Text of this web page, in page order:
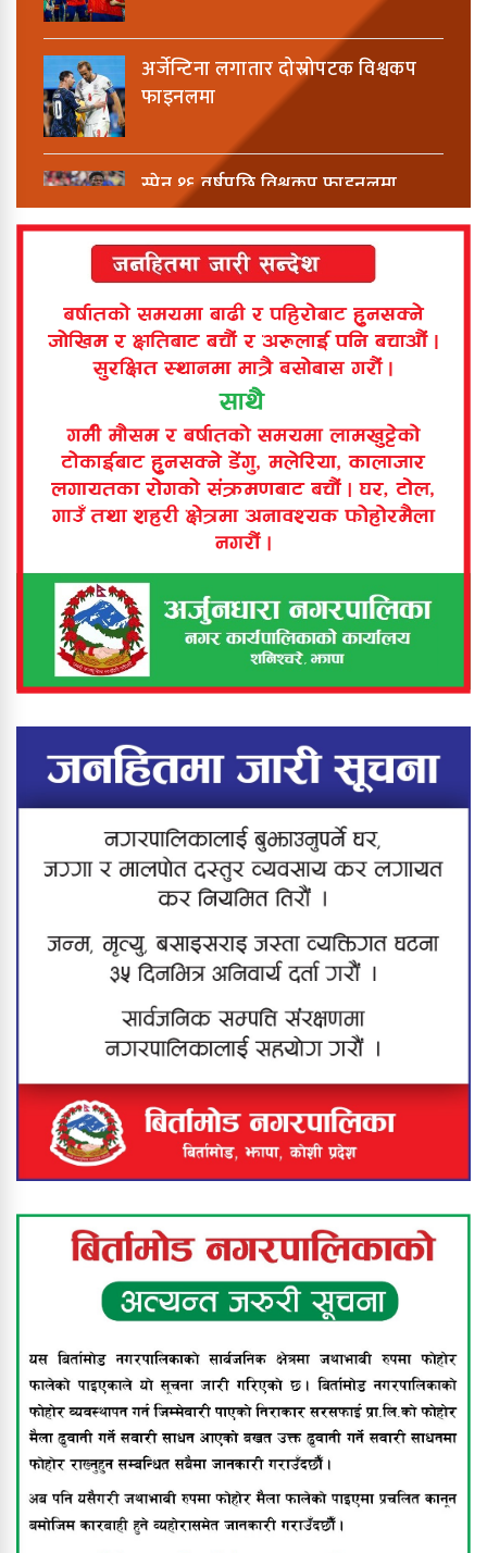
अर्जेन्टिना लगातार दोस्रोपटक विश्वकप
फाइनलमा
स्पेन १६ वर्षपछि विश्वकप फाइनलमा
विश्वकपमा अबको यात्रा यस्तो हुनेछ
बिर्तामोडमा टिपरको ठक्करबाट बालिकाको
मृत्यु
बिर्तामोड नगरपालिकाद्वारा १ अर्ब १५
करोडको बजेट प्रस्तुत
बिरिङ खोलामा डुबेर ५ वर्षीया बालिकाको
मृत्यु
कनकाईमा दर्दनाक दुर्घटना : बाबु–छोरीको
मृत्यु, आमा जीवनमृत्युको संघर्षमा
झापामा ठूलो स्वीप अपरेसन : ६८ जना
नियन्त्रणमा, करिब २० ग्राम खैरो हेरोइन
बरामद
बंगलादेशी नागरिक पक्राउ
यस वर्षको ‘श्रीप्रसाद ओली स्मृति
राष्ट्रिय÷अन्तर्राष्ट्रिय प्रज्ञान पुरस्कार’ प्रा. डा.
सुरेशराज शर्मा र राष्ट्रिय आविष्कार केन्द्रलाई
श्रीमानले खुकुरी प्रहार गर्दा श्रीमती गम्भीर
घाइते
नेपालमै पहिलोपटक बिर्तामोडमा दुवै घुँडाको
सफल शल्यक्रिया, स्पाइनल एक्स
हस्पिटलको दुर्लभ उपलब्धि
बिर्तामोड नगरपालिकाद्वारा अपाङ्गता भएका
व्यक्तिहरूलाई सहायक सामग्री वितरण